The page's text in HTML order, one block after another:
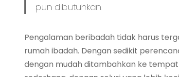
pun dibutuhkan.
Pengalaman beribadah tidak harus
rumah ibadah. Dengan sedikit
dengan mudah ditambahkan ke